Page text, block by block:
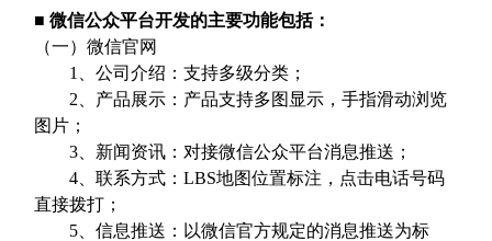
■微信公众平台开发的主要功能包括：
（一）微信官网
1
、公司介绍：支持多级分类；
2 、产品展示：产品支持多图显示，手指滑动浏览
图片；
3 、新闻资讯：对接微信公众平台消息推送；
4 、联系方式：LBS地图位置标注，点击电话号码
直接拨打；
5 、信息推送：以微信官方规定的消息推送为标